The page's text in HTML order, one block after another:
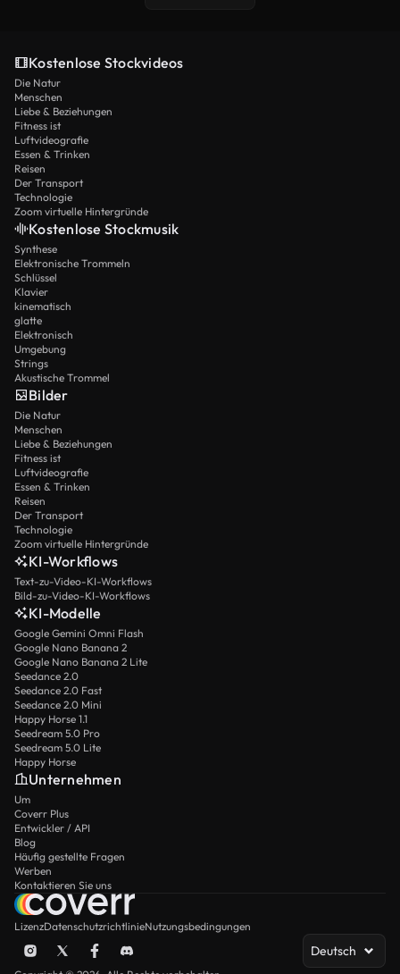
Kostenlose Stockvideos
Die Natur
Menschen
Liebe & Beziehungen
Fitness ist
Luftvideografie
Essen & Trinken
Reisen
Der Transport
Technologie
Zoom virtuelle Hintergründe
Kostenlose Stockmusik
Synthese
Elektronische Trommeln
Schlüssel
Klavier
kinematisch
glatte
Elektronisch
Umgebung
Strings
Akustische Trommel
Bilder
Die Natur
Menschen
Liebe & Beziehungen
Fitness ist
Luftvideografie
Essen & Trinken
Reisen
Der Transport
Technologie
Zoom virtuelle Hintergründe
KI-Workflows
Text-zu-Video-KI-Workflows
Bild-zu-Video-KI-Workflows
KI-Modelle
Google Gemini Omni Flash
Google Nano Banana 2
Google Nano Banana 2 Lite
Seedance 2.0
Seedance 2.0 Fast
Seedance 2.0 Mini
Happy Horse 1.1
Seedream 5.0 Pro
Seedream 5.0 Lite
Happy Horse
Unternehmen
Um
Coverr Plus
Entwickler / API
Blog
Häufig gestellte Fragen
Werben
Kontaktieren Sie uns
LizenzDatenschutzrichtlinieNutzungsbedingungen
Deutsch